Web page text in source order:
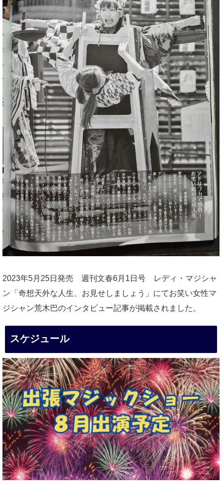
2023年5月25日発売 週刊文春6月1日号 レディ・マジシャ
ン「奇想天外な人生、お見せしましょう」にてお笑い女性マ
ジシャン荒木巴のインタビュー記事が掲載されました。
スケジュール